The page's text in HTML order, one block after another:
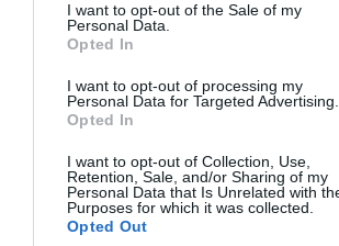
I want to opt-out of the Sale of my
Personal Data.
Opted In
I want to opt-out of processing my
Personal Data for Targeted Advertising.
Opted In
I want to opt-out of Collection, Use,
Retention, Sale, and/or Sharing of my
Personal Data that Is Unrelated with
Purposes for which it was collected.
Opted Out
Ο ταχύτερος large-format εκτυπωτής
για γραφικά και αφίσες σύντομου χρόνου
Ανακάλυψέ το